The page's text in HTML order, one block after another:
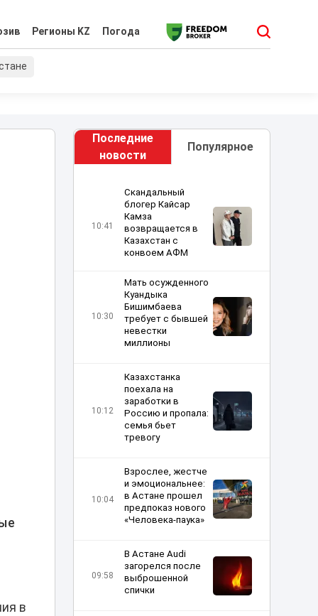
Регионы KZ Погода
в
Последние
новости
Популярное
10:41
Скандальный
блогер Кайсар
Камза
возвращается в
Казахстан с
конвоем АФМ
10:30
Мать осужденного
Куандыка
Бишимбаева
требует с бывшей
невестки
миллионы
10:12
Казахстанка
поехала на
заработки в
Россию и пропала:
семья бьет
тревогу
10:04
Взрослее, жестче
и эмоциональнее:
в Астане прошел
предпоказ нового
«Человека-паука»
09:58
В Астане Audi
загорелся после
выброшенной
спички